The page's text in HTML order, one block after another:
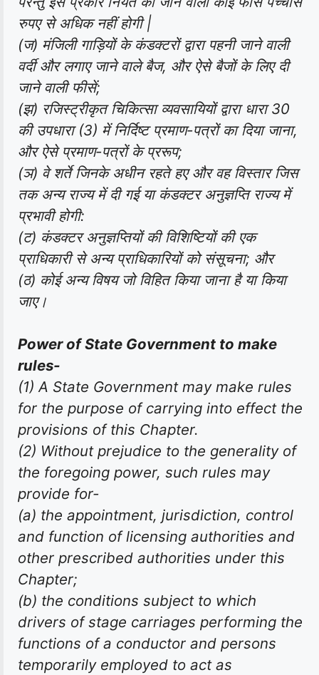
रुपए से अधिक नहीं होगी |
(ज) मंजिली गाड़ियों के कंडक्टरों द्वारा पहनी जाने वाली
वर्दी और लगाए जाने वाले बैज, और ऐसे बैजों के लिए दी
जाने वाली फीसें;
(झ) रजिस्ट्रीकृत चिकित्सा व्यवसायियों द्वारा धारा 30
की उपधारा (3) में निर्दिष्ट प्रमाण-पत्रों का दिया जाना,
और ऐसे प्रमाण-पत्रों के प्ररूप;
(ञ) वे शर्ते जिनके अधीन रहते हए और वह विस्तार जिस
तक अन्य राज्य में दी गई या कंडक्टर अनुज्ञप्ति राज्य में
प्रभावी होगी:
(ट) कंडक्टर अनुज्ञप्तियों की विशिष्टियों की एक
प्राधिकारी से अन्य प्राधिकारियों को संसूचना; और
(ठ) कोई अन्य विषय जो विहित किया जाना है या किया
जाए।
Power of State Government to make
rules-
(1) A State Government may make rules
for the purpose of carrying into effect the
provisions of this Chapter.
(2) Without prejudice to the generality of
the foregoing power, such rules may
provide for-
(a) the appointment, jurisdiction, control
and function of licensing authorities and
other prescribed authorities under this
Chapter;
(b) the conditions subject to which
drivers of stage carriages performing the
functions of a conductor and persons
temporarily employed to act as